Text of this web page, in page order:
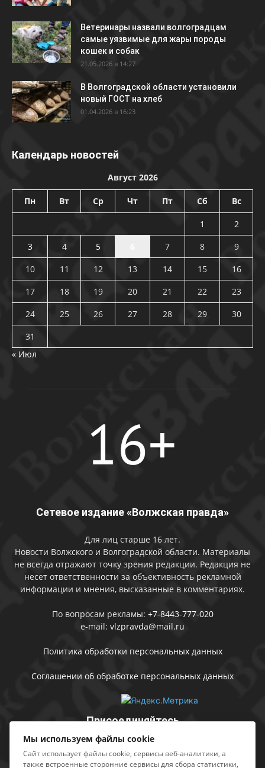
Ветеринары назвали волгоградцам
самые уязвимые для жары породы
кошек и собак
21.05.2026 в 14:27
В Волгоградской области установили
новый ГОСТ на хлеб
01.04.2026 в 16:23
Календарь новостей
Август 2026
Пн Вт Ср Чт Пт Сб Вс
1
2
3
4 5 7 8
9
10
11 12 13 14 15
16
17
18 19 20 21 22
23
24
25 26 27 28 29
30
31
« Июл
Сетевое издание «Волжская правда»
Для лиц старше 16 лет.
Новости Волжского и Волгоградской области. Материалы
не всегда отражают точку зрения редакции. Редакция не
несет ответственности за объективность рекламной
информации и мнения, высказанные в комментариях.
По вопросам рекламы: +7-8443-777-020
e-mail: vlzpravda@mail.ru
Политика обработки персональных данных
Соглашении об обработке персональных данных
Присоединяйтесь
Мы используем файлы cookie
Сайт использует файлы cookie, сервисы веб-аналитики, а
также встроенные сторонние сервисы для сбора статистики,